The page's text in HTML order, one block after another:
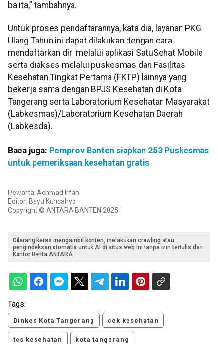
balita,” tambahnya.
Untuk proses pendaftarannya, kata dia, layanan PKG
Ulang Tahun ini dapat dilakukan dengan cara
mendaftarkan diri melalui aplikasi SatuSehat Mobile
serta diakses melalui puskesmas dan Fasilitas
Kesehatan Tingkat Pertama (FKTP) lainnya yang
bekerja sama dengan BPJS Kesehatan di Kota
Tangerang serta Laboratorium Kesehatan Masyarakat
(Labkesmas)/Laboratorium Kesehatan Daerah
(Labkesda).
Baca juga: Pemprov Banten siapkan 253 Puskesmas
untuk pemeriksaan kesehatan gratis
Pewarta: Achmad Irfan
Editor: Bayu Kuncahyo
Copyright © ANTARA BANTEN 2025
Dilarang keras mengambil konten, melakukan crawling atau
pengindeksan otomatis untuk AI di situs web ini tanpa izin tertulis dari
Kantor Berita ANTARA.
Tags:
Dinkes Kota Tangerang cek kesehatan
tes kesehatan kota tangerang